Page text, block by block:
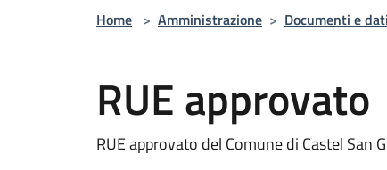
Home > Amministrazione > Documenti e dati
RUE approvato
RUE approvato del Comune di Castel San